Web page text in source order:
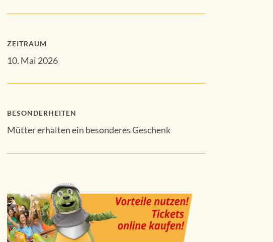
ZEITRAUM
10. Mai 2026
BESONDERHEITEN
Mütter erhalten ein besonderes Geschenk